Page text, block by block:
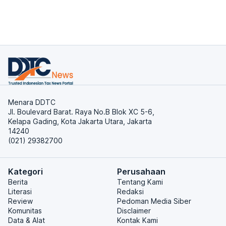
Menara DDTC
Jl. Boulevard Barat. Raya No.B Blok XC 5-6,
Kelapa Gading, Kota Jakarta Utara, Jakarta
14240
(021) 29382700
Kategori
Berita
Literasi
Review
Komunitas
Data & Alat
Perusahaan
Tentang Kami
Redaksi
Pedoman Media Siber
Disclaimer
Kontak Kami